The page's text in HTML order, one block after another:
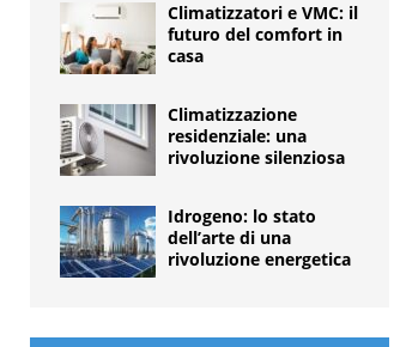
Climatizzatori e VMC: il
futuro del comfort in
casa
Climatizzazione
residenziale: una
rivoluzione silenziosa
Idrogeno: lo stato
dell’arte di una
rivoluzione energetica